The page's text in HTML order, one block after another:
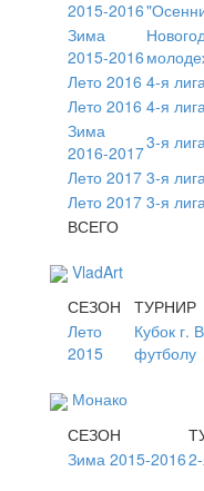
2015-2016
Зима
2015-2016
Лето 2016 4-я
Лето 2016 4-я
Зима
2016-20173-я
Лето 2017 3-я
Лето 2017 3-я
ВСЕГО
VladArt
СЕЗОН
ТУРНИР
Лето
2015
Кубок г.
футболу
Монако
СЕЗОН
Зима 2015-2016